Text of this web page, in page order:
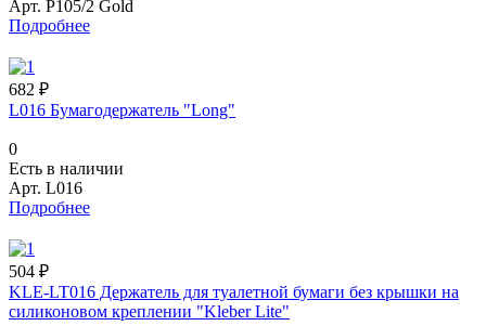
Арт. P105/2 Gold
Подробнее
682 ₽
L016 Бумагодержатель "Long"
0
Есть в наличии
Арт. L016
Подробнее
504 ₽
KLE-LT016 Держатель для туалетной бумаги без крышки на
силиконовом креплении "Kleber Lite"